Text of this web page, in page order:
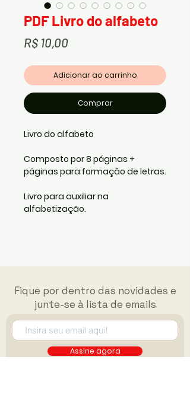
PDF Livro do alfabeto
R$ 10,00Preço
Adicionar ao carrinho
Comprar
Livro do alfabeto
Composto por 8 páginas +
páginas para formação de letras.
Livro para auxiliar na
alfabetização.
Fique por dentro das novidades e
junte-se à lista de emails
Assine agora